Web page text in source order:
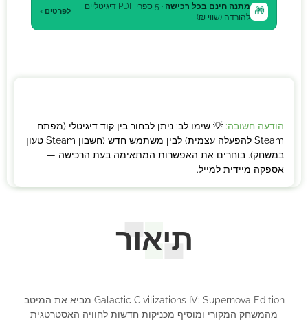
🎁 מתנה חינם בכל רכישה
· 5 ספרי PDF דיגיטליים
להורדה (שווי ₪)
לפרטים ›
הודעה חשובה: 💡 שימו לב: ניתן לבחור בין קוד דיגיטלי (מפתח
Steam להפעלה עצמית) לבין משתמש חדש (חשבון Steam טעון
במשחק). בוחרים את האפשרות המתאימה בעת הרכישה —
אספקה מיידית למייל.
תיאור
Galactic Civilizations IV: Supernova Edition מביא את המיטב
מהמשחק המקורי ומוסיף מכניקות חדשות לחוויה האסטרטגית